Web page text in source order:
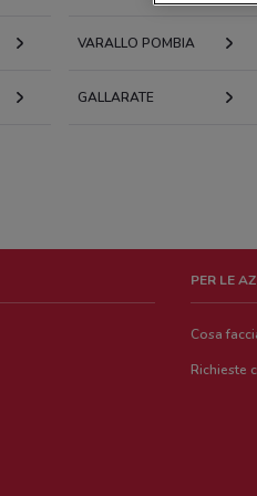
VARALLO POMBIA
GALLARATE
PER LE
Cosa
Richieste